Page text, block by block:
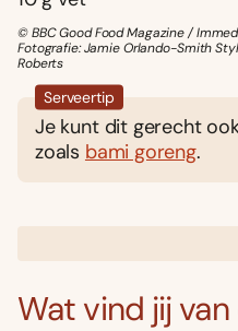
© BBC Good Food Magazine /
Fotografie: Jamie Orlando-Smith
Roberts
Serveertip
Je kunt dit gerecht
zoals bami goreng.
Wat vind jij